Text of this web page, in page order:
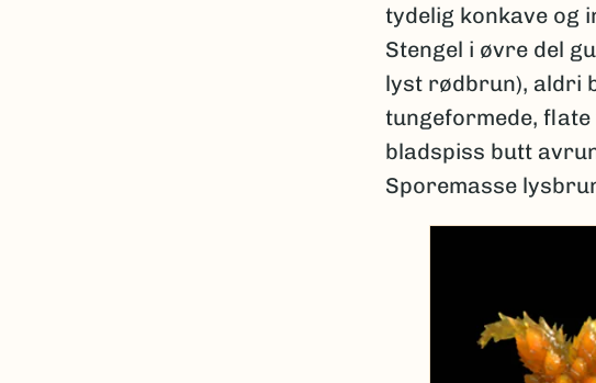
tydelig konkave og
Stengel i øvre del
lyst rødbrun), aldri
tungeformede,
bladspiss butt
Sporemasse